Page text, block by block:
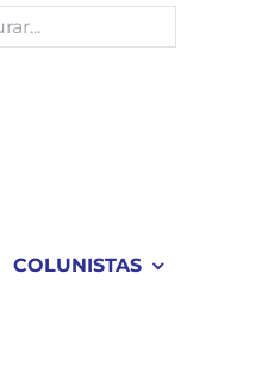
COLUNISTAS